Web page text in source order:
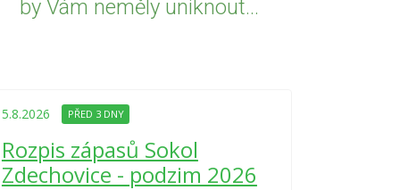
by Vám neměly uniknout...
5.8.2026 PŘED 3 DNY
Rozpis zápasů Sokol
Zdechovice - podzim 2026